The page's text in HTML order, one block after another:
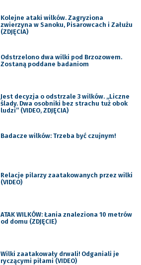
Kolejne ataki wilków. Zagryziona
zwierzyna w Sanoku, Pisarowcach i Załużu
(ZDJĘCIA)
Odstrzelono dwa wilki pod Brzozowem.
Zostaną poddane badaniom
Jest decyzja o odstrzale 3 wilków. „Liczne
ślady. Dwa osobniki bez strachu tuż obok
ludzi” (VIDEO, ZDJĘCIA)
Badacze wilków: Trzeba być czujnym!
Relacje pilarzy zaatakowanych przez wilki
(VIDEO)
ATAK WILKÓW: Łania znaleziona 10 metrów
od domu (ZDJĘCIE)
Wilki zaatakowały drwali! Odganiali je
ryczącymi piłami (VIDEO)